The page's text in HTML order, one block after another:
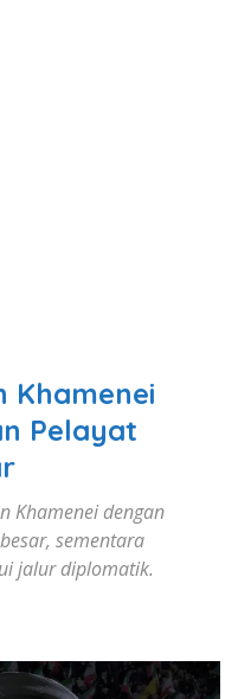
Khamenei
Pelayat
Khamenei dengan
sementara
jalur diplomatik.